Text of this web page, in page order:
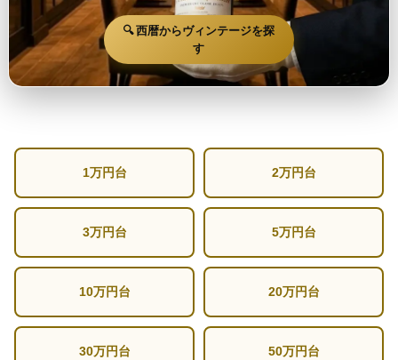
🔍 西暦からヴィンテージを探
す
1万円台 2万円台
3万円台 5万円台
10万円台 20万円台
30万円台 50万円台